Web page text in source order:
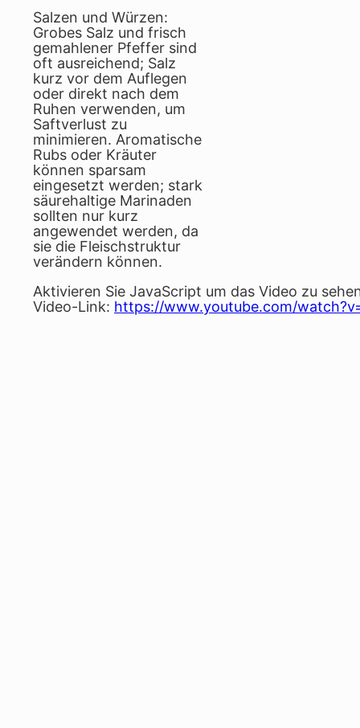
Salzen und Würzen:
Grobes Salz und frisch
gemahlener Pfeffer sind
oft ausreichend; Salz
kurz vor dem Auflegen
oder direkt nach dem
Ruhen verwenden, um
Saftverlust zu
minimieren. Aromatische
Rubs oder Kräuter
können sparsam
eingesetzt werden; stark
säurehaltige Marinaden
sollten nur kurz
angewendet werden, da
sie die Fleischstruktur
verändern können.
Aktivieren Sie JavaScript um das Video zu
Video-Link: https://www.youtube.com/